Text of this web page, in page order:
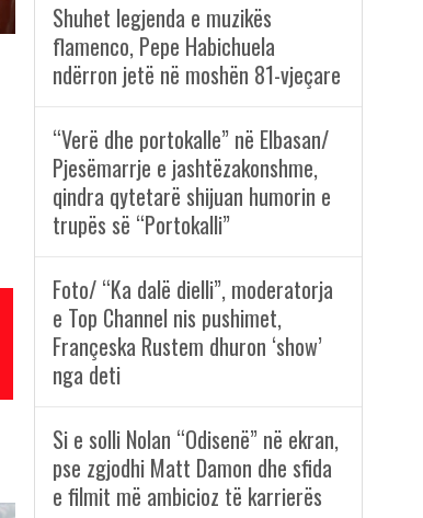
Shuhet legjenda e muzikës
flamenco, Pepe Habichuela
ndërron jetë në moshën 81-vjeçare
“Verë dhe portokalle” në Elbasan/
Pjesëmarrje e jashtëzakonshme,
qindra qytetarë shijuan humorin e
trupës së “Portokalli”
Foto/ “Ka dalë dielli”, moderatorja
e Top Channel nis pushimet,
Françeska Rustem dhuron ‘show’
nga deti
Si e solli Nolan “Odisenë” në ekran,
pse zgjodhi Matt Damon dhe sfida
e filmit më ambicioz të karrierës